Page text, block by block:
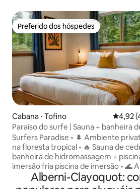
Preferido dos hóspedes
Preferido dos hóspedes
Cabana ⋅ Tofino 4,92
4,92
Paraíso do surfe | Sauna + banheira
hidromassagem | Caminhe até Cox
Surfers Paradise • 🌲 Ambiente privativo
na floresta tropical • 🔥 Sauna de cedro +
banheira de hidromassagem +
imersão fria piscina de imersão • 🌊 A 5
minutos a pé de Cox Bay • 🏄 Perfeito
para surfistas + tempestade observando
Alberni-Clayoquot: